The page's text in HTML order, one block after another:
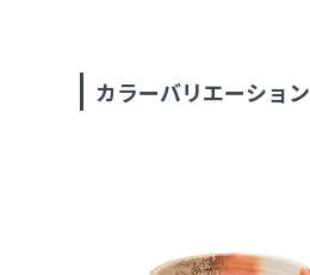
カラーバリエーション